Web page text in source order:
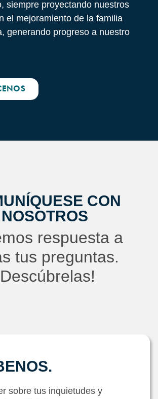
siempre proyectando nuestros
el mejoramiento de la familia
generando progreso a nuestro
CON
NOSOTROS
respuesta a
tus preguntas.
sobre tus inquietudes y